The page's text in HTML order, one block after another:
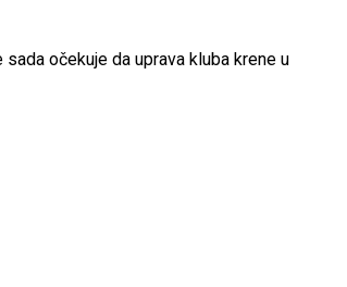
očekuje da uprava kluba krene u